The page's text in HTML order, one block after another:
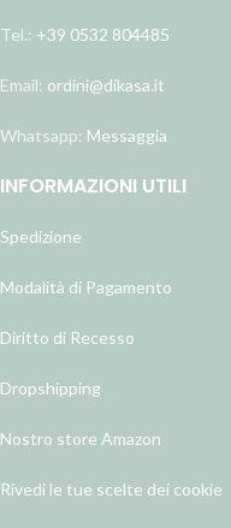
Tel.: +39 0532 804485
Email: ordini@dikasa.it
Whatsapp: Messaggia
INFORMAZIONI UTILI
Spedizione
Modalità di Pagamento
Diritto di Recesso
Dropshipping
Nostro store Amazon
Rivedi le tue scelte dei cookie